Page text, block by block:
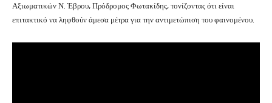
Αξιωματικών Ν. Έβρου, Πρόδρομος Φωτακίδης, τονίζοντας ότι είναι
επιτακτικό να ληφθούν άμεσα μέτρα για την αντιμετώπιση του φαινομένου.